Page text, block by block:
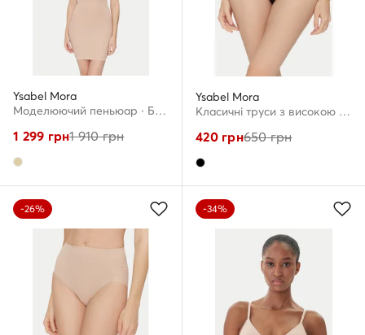
Ysabel Mora
Моделюючий пеньюар · Бежевий
1 299 грн1 910грн
Ysabel Mora
Класичні труси з високою талією · Чорний
420грн650грн
-26% -34%